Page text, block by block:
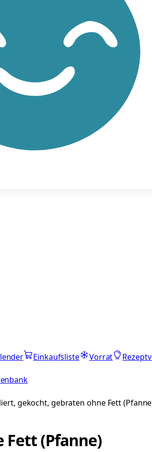
Einkaufsliste Vorrat
gekocht, gebraten ohne Fett
Fett (Pfanne)